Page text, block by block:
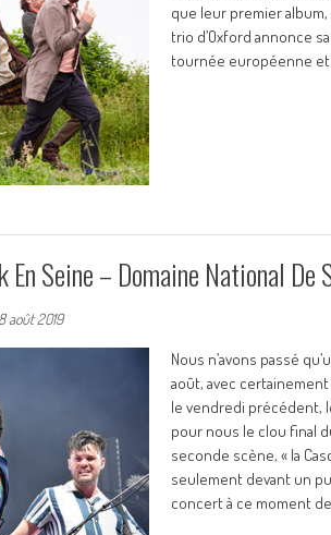
que leur premier album,
trio d’Oxford annonce
tournée européenne et
En Seine – Domaine National
août 2019
Nous n’avons passé
août, avec
le vendredi précédent,
pour nous le clou final
seconde scène, « la
seulement devant un
concert à ce moment